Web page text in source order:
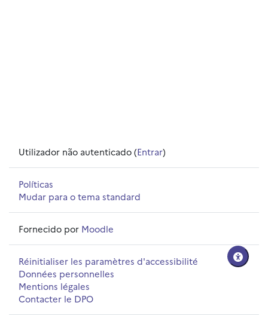
Utilizador não autenticado (Entrar)
Políticas
Mudar para o tema standard
Fornecido por Moodle
Réinitialiser les paramètres d'accessibilité
Données personnelles
Mentions légales
Contacter le DPO